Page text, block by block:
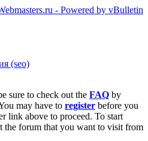
(seo)
sure to check out the FAQ by
may have to register before you
link above to proceed. To start
the forum that you want to visit from